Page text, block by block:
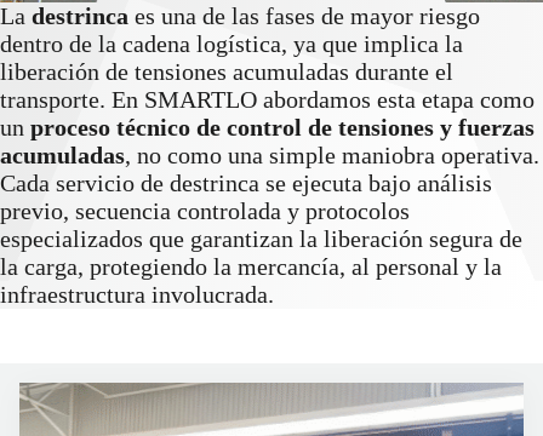
La destrinca es una de las fases de mayor riesgo
dentro de la cadena logística, ya que implica la
liberación de tensiones acumuladas durante el
transporte. En SMARTLO abordamos esta etapa como
un proceso técnico de control de tensiones y fuerzas
acumuladas, no como una simple maniobra operativa.
Cada servicio de destrinca se ejecuta bajo análisis
previo, secuencia controlada y protocolos
especializados que garantizan la liberación segura de
la carga, protegiendo la mercancía, al personal y la
infraestructura involucrada.